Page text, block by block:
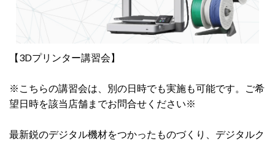
【3Dプリンター講習会】
※こちらの講習会は、別の日時でも実施も可能です。ご希
望日時を該当店舗までお問合せください※
最新鋭のデジタル機材をつかったものづくり、デジタルク